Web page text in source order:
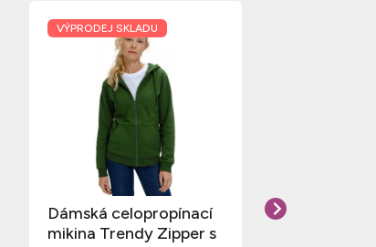
VÝPRODEJ SKLADU
Dámská celopropínací
mikina Trendy Zipper s